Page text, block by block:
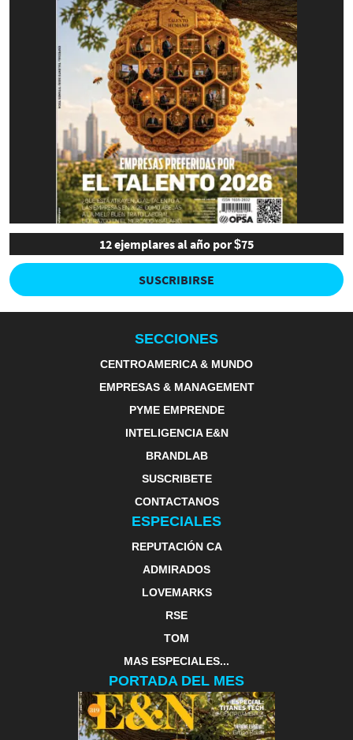
12 ejemplares al año por $75
SUSCRIBIRSE
SECCIONES
CENTROAMERICA & MUNDO
EMPRESAS & MANAGEMENT
PYME EMPRENDE
INTELIGENCIA E&N
BRANDLAB
SUSCRIBETE
CONTACTANOS
ESPECIALES
REPUTACIÓN CA
ADMIRADOS
LOVEMARKS
RSE
TOM
MAS ESPECIALES...
PORTADA DEL MES